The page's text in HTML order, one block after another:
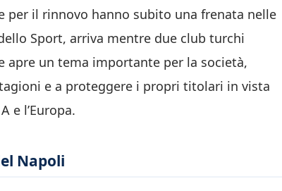
per il rinnovo hanno subito una frenata nelle
Sport, arriva mentre due club turchi
apre un tema importante per la società,
e a proteggere i propri titolari in vista
e l’Europa.
Napoli